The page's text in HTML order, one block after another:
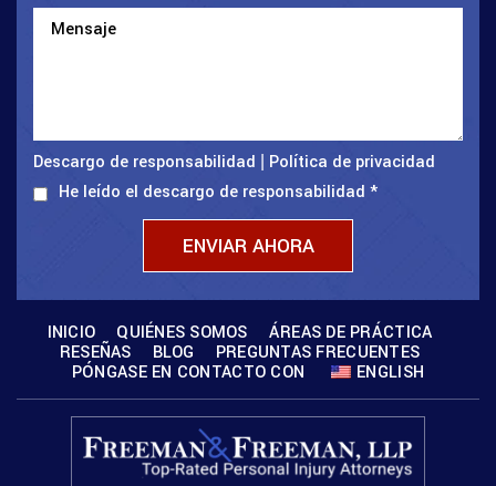
Descargo de responsabilidad
Política de privacidad
He leído el descargo de responsabilidad *
INICIO QUIÉNES SOMOS
ÁREAS DE PRÁCTICA
RESEÑAS
BLOG
PREGUNTAS FRECUENTES
PÓNGASE EN CONTACTO CON
ENGLISH